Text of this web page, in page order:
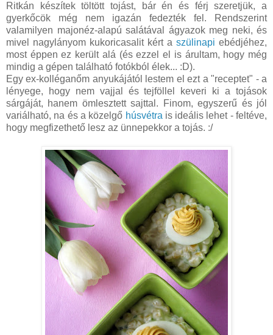
Ritkán készítek töltött tojást, bár én és férj szeretjük, a
gyerkőcök még nem igazán fedezték fel. Rendszerint
valamilyen majonéz-alapú salátával ágyazok meg neki, és
mivel nagylányom kukoricasalit kért a szülinapi ebédjéhez,
most éppen ez került alá (és ezzel el is árultam, hogy még
mindig a gépen található fotókból élek... :D).
Egy ex-kolléganőm anyukájától lestem el ezt a "receptet" - a
lényege, hogy nem vajjal és tejföllel keveri ki a tojások
sárgáját, hanem ömlesztett sajttal. Finom, egyszerű és jól
variálható, na és a közelgő húsvétra is ideális lehet - feltéve,
hogy megfizethető lesz az ünnepekkor a tojás. :/